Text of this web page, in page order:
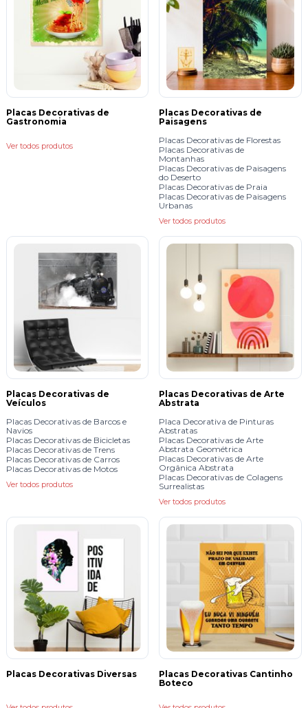
Placas Decorativas de
Gastronomia
Ver todos produtos
Placas Decorativas de
Paisagens
Placas Decorativas de Florestas
Placas Decorativas de
Montanhas
Placas Decorativas de Paisagens
do Deserto
Placas Decorativas de Praia
Placas Decorativas de Paisagens
Urbanas
Ver todos produtos
Placas Decorativas de
Veículos
Placas Decorativas de Barcos e
Navios
Placas Decorativas de Bicicletas
Placas Decorativas de Trens
Placas Decorativas de Carros
Placas Decorativas de Motos
Ver todos produtos
Placas Decorativas de Arte
Abstrata
Placa Decorativa de Pinturas
Abstratas
Placas Decorativas de Arte
Abstrata Geométrica
Placas Decorativas de Arte
Orgânica Abstrata
Placas Decorativas de Colagens
Surrealistas
Ver todos produtos
Placas Decorativas Diversas
Placas Decorativas Cantinho
Boteco